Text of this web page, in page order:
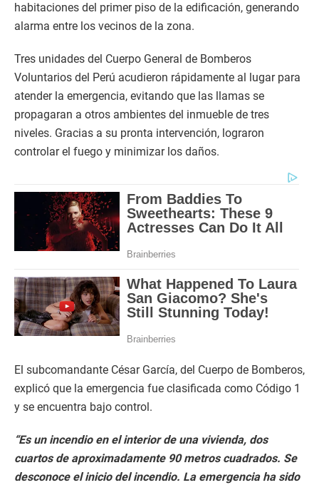
habitaciones del primer piso de la edificación, generando
alarma entre los vecinos de la zona.
Tres unidades del Cuerpo General de Bomberos
Voluntarios del Perú acudieron rápidamente al lugar para
atender la emergencia, evitando que las llamas se
propagaran a otros ambientes del inmueble de tres
niveles. Gracias a su pronta intervención, lograron
controlar el fuego y minimizar los daños.
El subcomandante César García, del Cuerpo de Bomberos,
explicó que la emergencia fue clasificada como Código 1
y se encuentra bajo control.
“Es un incendio en el interior de una vivienda, dos
cuartos de aproximadamente 90 metros cuadrados. Se
desconoce el inicio del incendio. La emergencia ha sido